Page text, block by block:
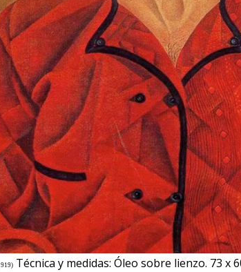
Técnica y medidas: Óleo sobre lienzo. 73 x